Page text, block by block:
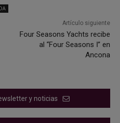
Artículo siguiente
Four Seasons Yachts recibe
al “Four Seasons I” en
Ancona
y noticias